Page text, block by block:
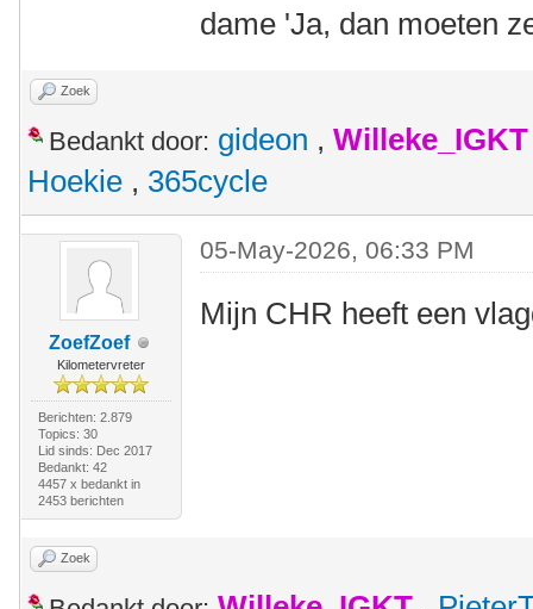
dame 'Ja, dan moeten
Zoek
Bedankt door: gideon , Willeke_IGKT
Hoekie , 365cycle
ZoefZoef
Kilometervreter
Berichten: 2.879
Topics: 30
Lid sinds: Dec 2017
Bedankt: 42
4457 x bedankt in
2453 berichten
05-May-2026, 06:33 PM
Mijn CHR heeft een
Zoek